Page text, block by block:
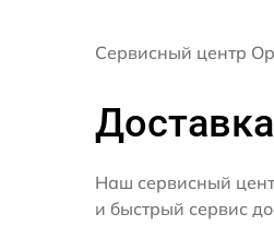
Сервисный центр
Наш сервисный
и быстрый сервис